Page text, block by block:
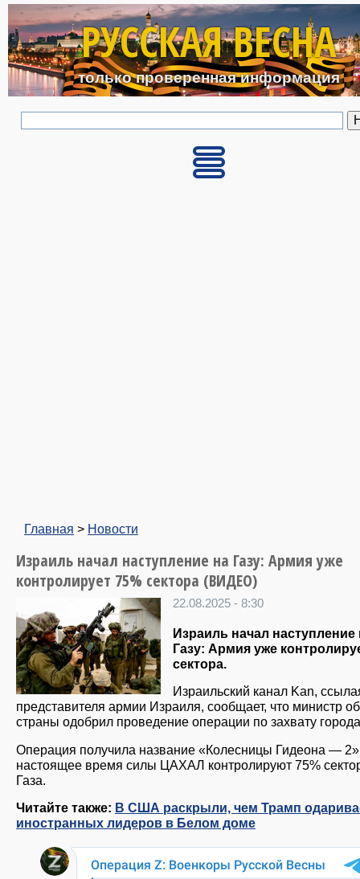
Перейти к основному
РУССКАЯ ВЕСНА
только проверенная информация
Главная > Новости
Израиль начал наступление на Газу: Армия уже
контролирует 75% сектора (ВИДЕО)
22.08.2025 - 8:30
Израиль начал наступление
Газу: Армия уже
сектора.
Израильский канал Kan,
представителя армии Израиля, сообщает, что министр
страны одобрил проведение операции по захвату
Операция получила название «Колесницы Гидеона —
настоящее время силы ЦАХАЛ контролируют 75%
Газа.
Читайте также: В США раскрыли, чем Трамп
иностранных лидеров в Белом доме